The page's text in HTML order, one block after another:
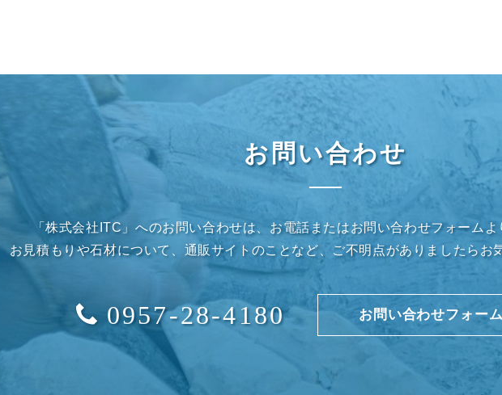
お問い合わせ
「株式会社ITC」へのお問い合わせは、お電話またはお問い合わせフォームよ
お見積もりや石材について、通販サイトのことなど、ご不明点がありましたらお
0957-28-4180 お問い合わせフォーム